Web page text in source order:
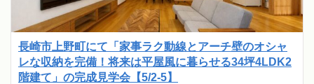
長崎市上野町にて「家事ラク動線とアーチ壁のオシャ
レな収納を完備！将来は平屋風に暮らせる34坪4LDK2
階建て」の完成見学会【5/2-5】